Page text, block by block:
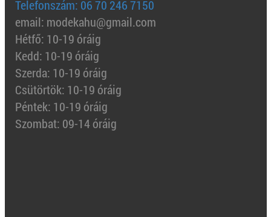
Telefonszám: 06 70 246 7150
email: modekahu@gmail.com
Hétfő: 10-19 óráig
Kedd: 10-19 óráig
Szerda: 10-19 óráig
Csütörtök: 10-19 óráig
Péntek: 10-19 óráig
Szombat: 09-14 óráig